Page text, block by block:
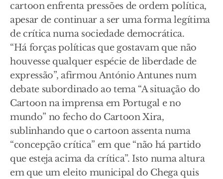
cartoon enfrenta pressões de ordem política,
apesar de continuar a ser uma forma legítima
de crítica numa sociedade democrática.
“Há forças políticas que gostavam que não
houvesse qualquer espécie de liberdade de
expressão”, afirmou António Antunes num
debate subordinado ao tema “A situação do
Cartoon na imprensa em Portugal e no
mundo” no fecho do Cartoon Xira,
sublinhando que o cartoon assenta numa
“concepção crítica” em que “não há partido
que esteja acima da crítica”. Isto numa altura
em que um eleito municipal do Chega quis